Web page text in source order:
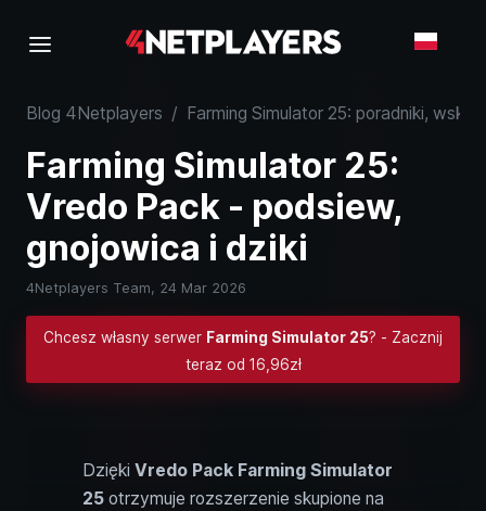
Blog 4Netplayers / Farming Simulator 25: poradniki,
Farming Simulator 25:
Vredo Pack - podsiew,
gnojowica i dziki
4Netplayers Team, 24 Mar 2026
Chcesz własny serwer Farming Simulator 25? - Zacznij
teraz od 16,96zł
Dzięki Vredo Pack Farming Simulator
25 otrzymuje rozszerzenie skupione na